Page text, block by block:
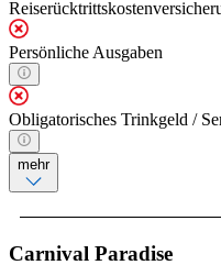
Persönliche Ausgaben
Obligatorisches Trinkgeld /
mehr
Carnival Paradise